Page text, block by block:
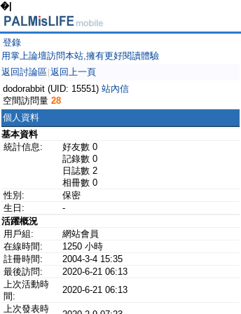
�|
登錄
用掌上論壇訪問本站,擁有更好閱讀體驗
返回討論區 返回上一頁
dodorabbit (UID: 15551) 站內信
空間訪問量 28
個人資料
基本資料
統計信息:
好友數 0
記錄數 0
日誌數 2
相冊數 0
性別:
保密
生日:
-
活躍概況
用戶組:
網站會員
在線時間:
1250 小時
註冊時間:
2004-3-4 15:35
最後訪問:
2020-6-21 06:13
上次活動時
間:
2020-6-21 06:13
上次發表時